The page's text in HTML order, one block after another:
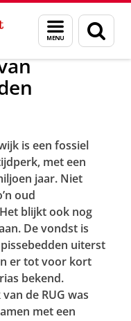
Menu
en
zoeken
is een fossiel
met een
jaar. Niet
oud
blijkt ook nog
De vondst is
uiterst
er tot voor kort
bekend.
de RUG was
met een